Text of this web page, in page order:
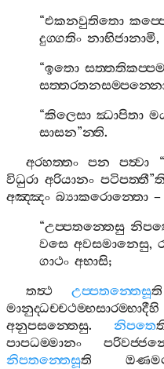
“එකනවුතිතො
දුග‍්ගතිං නාභිජානාමි
“ඉතො
“කිලෙසා ඣාපිතා
සාසන”න‍්ති.
අරහත‍්තං
පන පත්‍වා “
විධුරා අරියානං පටිපත‍්තී”ති
අඤ‍්ඤං බ්‍යාකරොන‍්තො –
“උප‍්පතන‍්තෙසු
වසෙ අවසමානෙසු,
ගාථං අභාසි;
තත්‍ථ
උප‍්පතන‍්තෙසූති
මානුද‍්ධච‍්චථම‍්භසාරම‍්භාදීහි
අනුපසන‍්තෙසු.නිපතෙ
පාපධම‍්මානං
නිපතන‍්තෙසූති